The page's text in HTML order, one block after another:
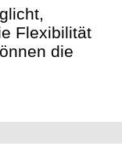
Flexibilität
die